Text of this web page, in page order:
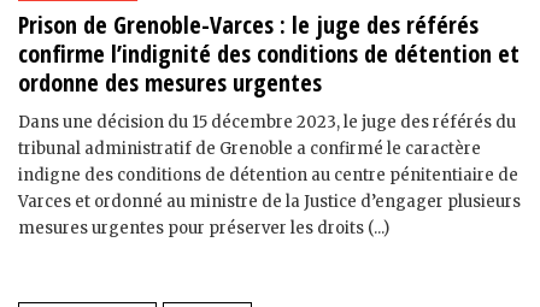
Prison de Grenoble-Varces : le juge des référés
confirme l’indignité des conditions de détention et
ordonne des mesures urgentes
Dans une décision du 15 décembre 2023, le juge des référés du
tribunal administratif de Grenoble a confirmé le caractère
indigne des conditions de détention au centre pénitentiaire de
Varces et ordonné au ministre de la Justice d’engager plusieurs
mesures urgentes pour préserver les droits (...)